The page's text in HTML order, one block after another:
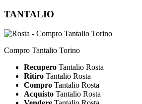
TANTALIO
Compro Tantalio Torino
Recupero Tantalio Rosta
Ritiro Tantalio Rosta
Compro Tantalio Rosta
Acquisto Tantalio Rosta